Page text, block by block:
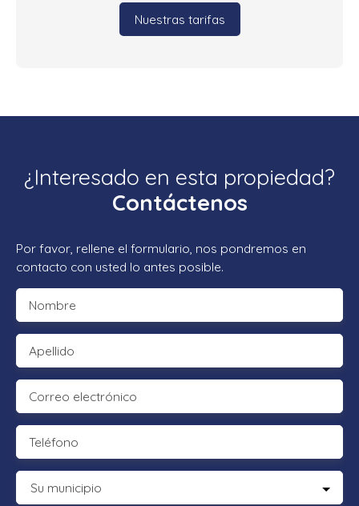
Nuestras tarifas
¿Interesado en esta propiedad?
Contáctenos
Por favor, rellene el formulario, nos pondremos en
contacto con usted lo antes posible.
Nombre
Apellido
Correo electrónico
Teléfono
Su municipio